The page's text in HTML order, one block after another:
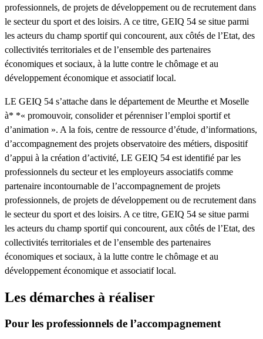
professionnels, de projets de développement ou de recrutement dans
le secteur du sport et des loisirs. A ce titre, GEIQ 54 se situe parmi
les acteurs du champ sportif qui concourent, aux côtés de l’Etat, des
collectivités territoriales et de l’ensemble des partenaires
économiques et sociaux, à la lutte contre le chômage et au
développement économique et associatif local.
LE GEIQ 54 s’attache dans le département de Meurthe et Moselle
à* *« promouvoir, consolider et pérenniser l’emploi sportif et
d’animation ». A la fois, centre de ressource d’étude, d’informations,
d’accompagnement des projets observatoire des métiers, dispositif
d’appui à la création d’activité, LE GEIQ 54 est identifié par les
professionnels du secteur et les employeurs associatifs comme
partenaire incontournable de l’accompagnement de projets
professionnels, de projets de développement ou de recrutement dans
le secteur du sport et des loisirs. A ce titre, GEIQ 54 se situe parmi
les acteurs du champ sportif qui concourent, aux côtés de l’Etat, des
collectivités territoriales et de l’ensemble des partenaires
économiques et sociaux, à la lutte contre le chômage et au
développement économique et associatif local.
Les démarches à réaliser
Pour les professionnels de l’accompagnement